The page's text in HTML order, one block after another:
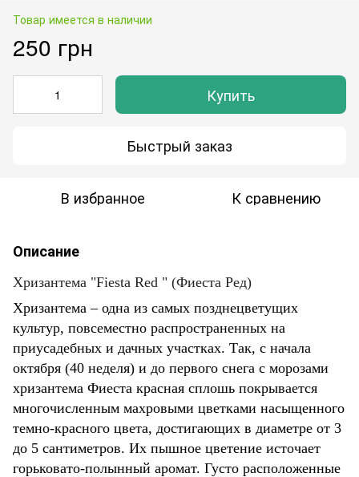
Товар имеется в наличии
250 грн
Купить
Быстрый заказ
В избранное К сравнению
Описание
Хризантема "Fiesta Red " (Фиеста Ред)
Хризантема – одна из самых позднецветущих
культур, повсеместно распространенных на
приусадебных и дачных участках. Так, с начала
октября (40 неделя) и до первого снега с морозами
хризантема Фиеста красная сплошь покрывается
многочисленным махровыми цветками насыщенного
темно-красного цвета, достигающих в диаметре от 3
до 5 сантиметров. Их пышное цветение источает
горьковато-полынный аромат. Густо расположенные